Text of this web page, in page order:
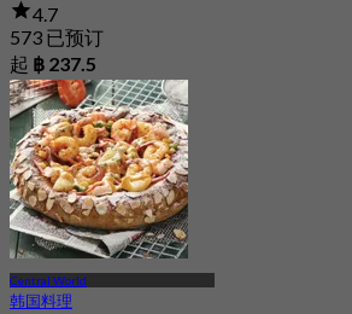
4.7
573 已预订
起 ฿ 237.5
Central World
韩国料理